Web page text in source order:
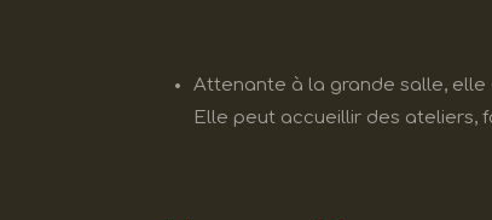
Attenante à la grande salle,
Elle peut accueillir des ateliers,